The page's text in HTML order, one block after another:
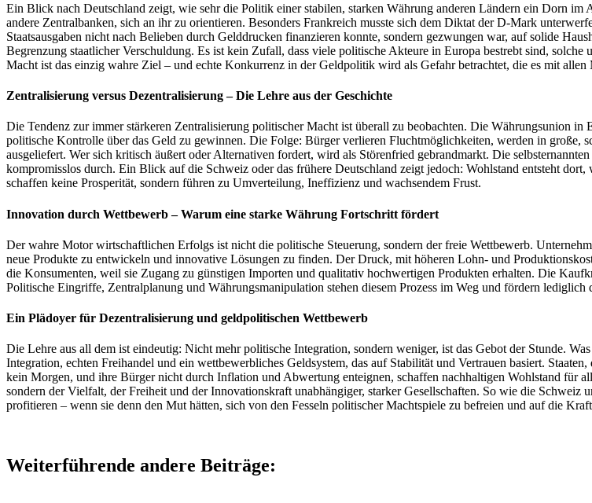
Ein Blick nach Deutschland zeigt, wie sehr die Politik einer stabilen, starken Währung anderen Ländern ein Dorn
andere Zentralbanken, sich an ihr zu orientieren. Besonders Frankreich musste sich dem Diktat der D-Mark
Staatsausgaben nicht nach Belieben durch Gelddrucken finanzieren konnte, sondern gezwungen war, auf solide
Begrenzung staatlicher Verschuldung. Es ist kein Zufall, dass viele politische Akteure in Europa bestrebt sind,
Macht ist das einzig wahre Ziel – und echte Konkurrenz in der Geldpolitik wird als Gefahr betrachtet, die es mit allen
Zentralisierung versus Dezentralisierung – Die Lehre aus der Geschichte
Die Tendenz zur immer stärkeren Zentralisierung politischer Macht ist überall zu beobachten. Die Währungsunion
politische Kontrolle über das Geld zu gewinnen. Die Folge: Bürger verlieren Fluchtmöglichkeiten, werden in große,
ausgeliefert. Wer sich kritisch äußert oder Alternativen fordert, wird als Störenfried gebrandmarkt. Die
kompromisslos durch. Ein Blick auf die Schweiz oder das frühere Deutschland zeigt jedoch: Wohlstand entsteht
schaffen keine Prosperität, sondern führen zu Umverteilung, Ineffizienz und wachsendem Frust.
Innovation durch Wettbewerb – Warum eine starke Währung Fortschritt fördert
Der wahre Motor wirtschaftlichen Erfolgs ist nicht die politische Steuerung, sondern der freie Wettbewerb.
neue Produkte zu entwickeln und innovative Lösungen zu finden. Der Druck, mit höheren Lohn- und
die Konsumenten, weil sie Zugang zu günstigen Importen und qualitativ hochwertigen Produkten erhalten. Die
Politische Eingriffe, Zentralplanung und Währungsmanipulation stehen diesem Prozess im Weg und fördern
Ein Plädoyer für Dezentralisierung und geldpolitischen Wettbewerb
Die Lehre aus all dem ist eindeutig: Nicht mehr politische Integration, sondern weniger, ist das Gebot der Stunde.
Integration, echten Freihandel und ein wettbewerbliches Geldsystem, das auf Stabilität und Vertrauen basiert.
kein Morgen, und ihre Bürger nicht durch Inflation und Abwertung enteignen, schaffen nachhaltigen Wohlstand für
sondern der Vielfalt, der Freiheit und der Innovationskraft unabhängiger, starker Gesellschaften. So wie die Schweiz
profitieren – wenn sie denn den Mut hätten, sich von den Fesseln politischer Machtspiele zu befreien und auf die
Weiterführende andere Beiträge: